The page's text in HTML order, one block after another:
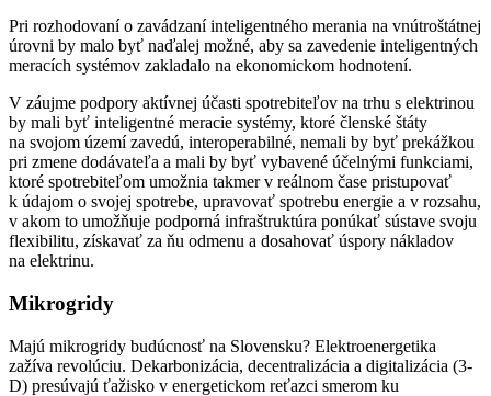
Pri rozhodovaní o zavádzaní inteligentného merania na vnútroštátnej
úrovni by malo byť naďalej možné, aby sa zavedenie inteligentných
meracích systémov zakladalo na ekonomickom hodnotení.
V záujme podpory aktívnej účasti spotrebiteľov na trhu s elektrinou
by mali byť inteligentné meracie systémy, ktoré členské štáty
na svojom území zavedú, interoperabilné, nemali by byť prekážkou
pri zmene dodávateľa a mali by byť vybavené účelnými funkciami,
ktoré spotrebiteľom umožnia takmer v reálnom čase pristupovať
k údajom o svojej spotrebe, upravovať spotrebu energie a v rozsahu,
v akom to umožňuje podporná infraštruktúra ponúkať sústave svoju
flexibilitu, získavať za ňu odmenu a dosahovať úspory nákladov
na elektrinu.
Mikrogridy
Majú mikrogridy budúcnosť na Slovensku? Elektroenergetika
zažíva revolúciu. Dekarbonizácia, decentralizácia a digitalizácia (3-
D) presúvajú ťažisko v energetickom reťazci smerom ku